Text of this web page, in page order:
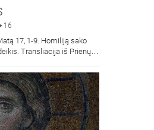
16
17, 1-9. Homiliją sako
Transliacija iš Prienų